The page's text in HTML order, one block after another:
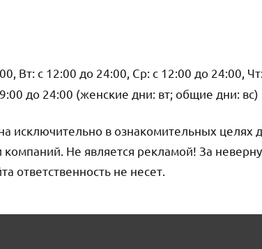
Вт: с 12:00 до 24:00, Ср: с 12:00 до 24:00,
до 24:00 (женские дни: вт; общие дни: вс)
исключительно в ознакомительных целях
компаний. Не является рекламой! За
ответственность не несет.